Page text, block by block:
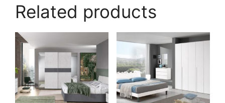
Related products